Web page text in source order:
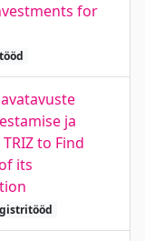
for
ja
to Find
its